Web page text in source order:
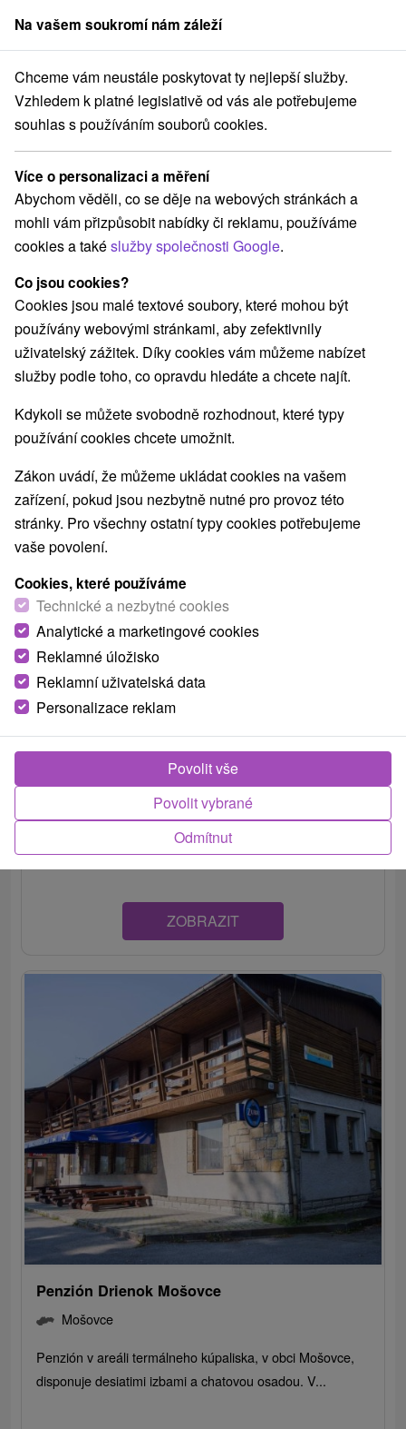
člen skupinySorger
na Slovensku Stredné Slovensko Žilinský kraj Mošovce
Ubytování Mošovce
Kategorie
Všechny kategorie
Chaty na prenájom(3)
Drevenice(1) Penzióny(1)
Vyberte lokalitu nebo termín
VŠECHNY NEJLEVNĚJŠÍ NEJDRAŽŠÍ PODLE
Chatka Drienok Mošovce
Chata priamo v športovo-rekreačnom areáli, v obci
Mošovce. Disponuje dvomi spálňami a spoločenskou
ZOBRAZIT
Penzión Drienok Mošovce
Mošovce
Penzión v areáli termálneho kúpaliska, v obci Mošovce,
disponuje desiatimi izbami a chatovou osadou. V...
Na vašem soukromí nám záleží
Chceme vám neustále poskytovat ty nejlepší služby.
Vzhledem k platné legislativě od vás ale potřebujeme
souhlas s používáním souborů cookies.
Více o personalizaci a měření
Abychom věděli, co se děje na webových stránkách a
mohli vám přizpůsobit nabídky či reklamu, používáme
cookies a takéslužby společnosti Google.
Co jsou cookies?
Cookies jsou malé textové soubory, které mohou být
používány webovými stránkami, aby zefektivnily
uživatelský zážitek. Díky cookies vám můžeme nabízet
služby podle toho, co opravdu hledáte a chcete najít.
Kdykoli se můžete svobodně rozhodnout, které typy
používání cookies chcete umožnit.
Zákon uvádí, že můžeme ukládat cookies na vašem
zařízení, pokud jsou nezbytně nutné pro provoz této
stránky. Pro všechny ostatní typy cookies potřebujeme
vaše povolení.
Cookies, které používáme
Technické a nezbytné cookies
Analytické a marketingové cookies
Reklamné úložisko
Reklamní uživatelská data
Personalizace reklam
Odmítnut
Povolit vybrané
Povolit vše